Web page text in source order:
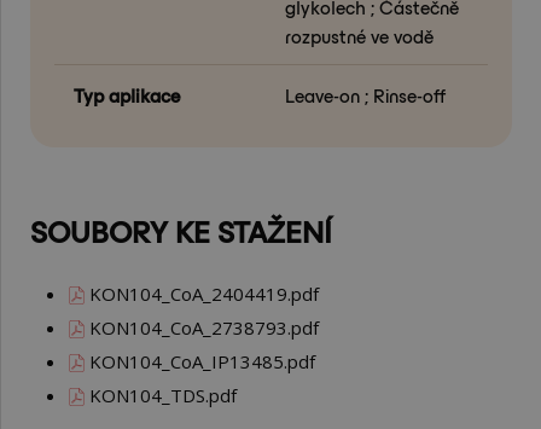
glykolech ; Částečně
rozpustné ve vodě
Typ aplikace Leave-on ; Rinse-off
SOUBORY KE STAŽENÍ
KON104_CoA_2404419.pdf
KON104_CoA_2738793.pdf
KON104_CoA_IP13485.pdf
KON104_TDS.pdf